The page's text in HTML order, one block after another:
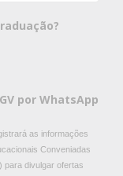
por WhatsApp
as informações
Conveniadas
para divulgar ofertas